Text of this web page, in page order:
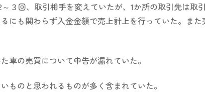
～３回、取引相手を変えていたが、1か所の取引先は取
にも関わらず入金金額で売上計上を行っていた。ま
車の売買について申告が漏れていた。
ものと思われるものが多く含まれていた。